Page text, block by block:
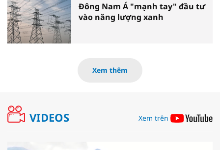
Đông Nam Á "mạnh tay" đầu tư
vào năng lượng xanh
Xem thêm
VIDEOS Xem trên